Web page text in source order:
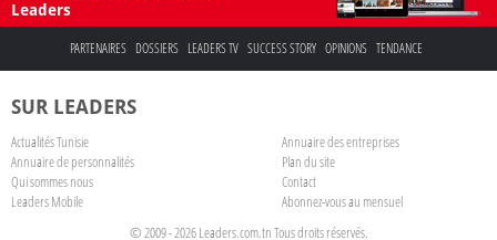
Leaders
PARTENAIRES DOSSIERS LEADERS TV SUCCESS STORY OPINIONS TENDANCE
SUR LEADERS
Actualités Tunisie
Annuaire des entreprises
Annuaire de personnalités
Plan du site
Qui sommes nous
Contact
Leaders Mobile
Abonnez-vous au mensuel
© 2009 - 2026 Leaders.com.tn Tous droits réservés.